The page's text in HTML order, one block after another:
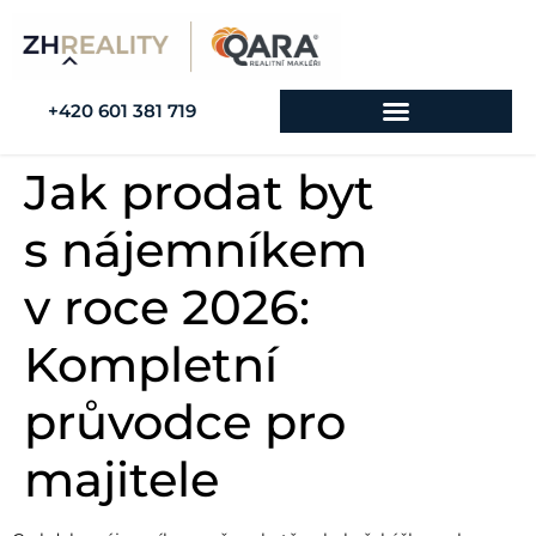
+420 601 381 719
Jak prodat byt
s nájemníkem
v roce 2026:
Kompletní
průvodce pro
majitele